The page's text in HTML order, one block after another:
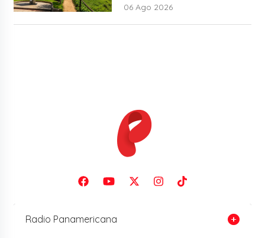
06 Ago 2026
Radio Panamericana